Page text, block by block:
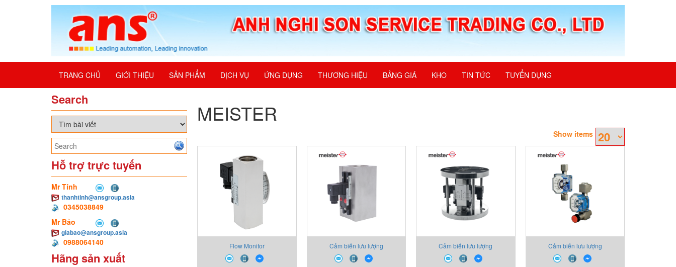
TRANG CHỦ GIỚI THIỆU SẢN PHẨM DỊCH VỤ ỨNG DỤNG THƯƠNG HIỆU BẢNG GIÁ KHO TIN TỨC TUYỂN DỤNG
Search
Hỗ trợ trực tuyến
Mr Tính
thanhtinh@ansgroup.asia
0345038849
Mr Bảo
giabao@ansgroup.asia
0988064140
Hãng sản xuất
MEISTER
Show items
Flow Monitor Cảm biến lưu lượng Cảm biến lưu lượng Cảm biến lưu lượng